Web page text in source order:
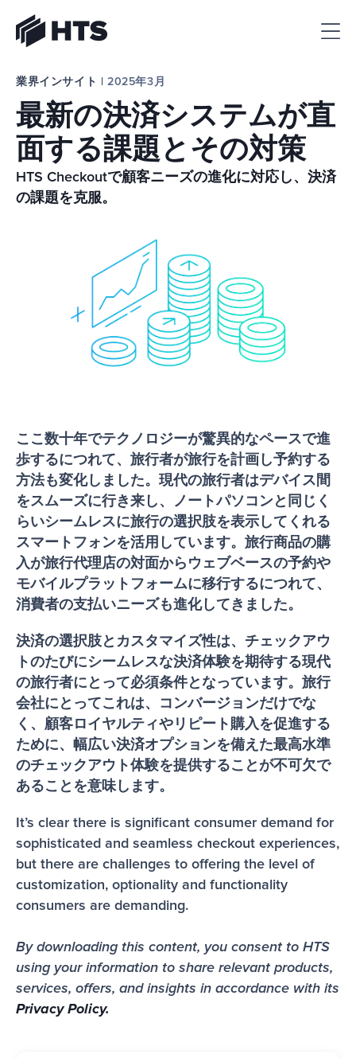
業界インサイト | 2025年3月
最新の決済システムが直
面する課題とその対策
HTS Checkoutで顧客ニーズの進化に対応し、決済
の課題を克服。
ここ数十年でテクノロジーが驚異的なペースで進
歩するにつれて、旅行者が旅行を計画し予約する
方法も変化しました。現代の旅行者はデバイス間
をスムーズに行き来し、ノートパソコンと同じく
らいシームレスに旅行の選択肢を表示してくれる
スマートフォンを活用しています。旅行商品の購
入が旅行代理店の対面からウェブベースの予約や
モバイルプラットフォームに移行するにつれて、
消費者の支払いニーズも進化してきました。
決済の選択肢とカスタマイズ性は、チェックアウ
トのたびにシームレスな決済体験を期待する現代
の旅行者にとって必須条件となっています。旅行
会社にとってこれは、コンバージョンだけでな
く、顧客ロイヤルティやリピート購入を促進する
ために、幅広い決済オプションを備えた最高水準
のチェックアウト体験を提供することが不可欠で
あることを意味します。
It’s clear there is significant consumer demand for
sophisticated and seamless checkout experiences,
but there are challenges to offering the level of
customization, optionality and functionality
consumers are demanding.
By downloading this content, you consent to HTS
using your information to share relevant products,
Privacy Policy.